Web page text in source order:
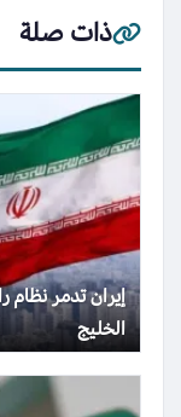
ذات صلة
الخليج